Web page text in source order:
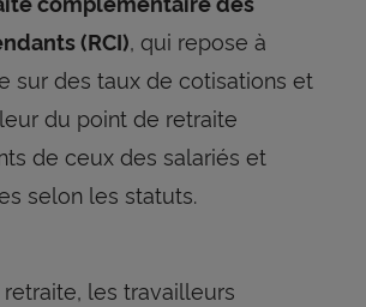
(RCI), qui repose à
sur des taux de cotisations et
du point de retraite
de ceux des salariés et
selon les statuts.
les travailleurs